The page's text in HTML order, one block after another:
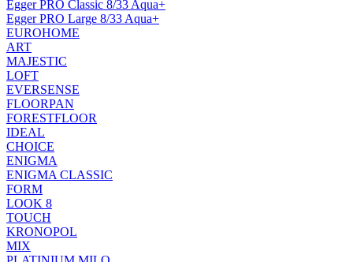
Egger PRO Classic 8/33 Aqua+
Egger PRO Large 8/33 Aqua+
EUROHOME
ART
MAJESTIC
LOFT
EVERSENSE
FLOORPAN
FORESTFLOOR
IDEAL
CHOICE
ENIGMA
ENIGMA CLASSIC
FORM
LOOK 8
TOUCH
KRONOPOL
MIX